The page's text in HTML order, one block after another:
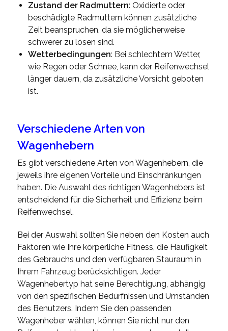
Zustand der Radmuttern: Oxidierte oder
beschädigte Radmuttern können zusätzliche
Zeit beanspruchen, da sie möglicherweise
schwerer zu lösen sind.
Wetterbedingungen: Bei schlechtem Wetter,
wie Regen oder Schnee, kann der Reifenwechsel
länger dauern, da zusätzliche Vorsicht geboten
ist.
Verschiedene Arten von
Wagenhebern
Es gibt verschiedene Arten von Wagenhebern, die
jeweils ihre eigenen Vorteile und Einschränkungen
haben. Die Auswahl des richtigen Wagenhebers ist
entscheidend für die Sicherheit und Effizienz beim
Reifenwechsel.
Bei der Auswahl sollten Sie neben den Kosten auch
Faktoren wie Ihre körperliche Fitness, die Häufigkeit
des Gebrauchs und den verfügbaren Stauraum in
Ihrem Fahrzeug berücksichtigen. Jeder
Wagenhebertyp hat seine Berechtigung, abhängig
von den spezifischen Bedürfnissen und Umständen
des Benutzers. Indem Sie den passenden
Wagenheber wählen, können Sie nicht nur den